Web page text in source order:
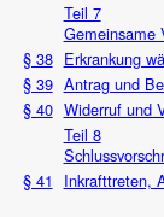
Teil 7
Gemeinsame
§ 38 Erkrankung
§ 39 Antrag und
§ 40 Widerruf und
Teil 8
§ 41
Inkrafttreten,